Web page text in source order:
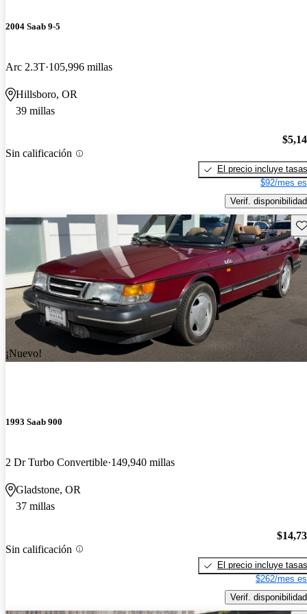
2004 Saab 9-5
Arc 2.3T 105,996 millas
Hillsboro, OR
39 millas
Sin calificación
El precio incluye tasas
$92/mes
Verif. disponibilidad
¡Nuevo!
1993 Saab 900
2 Dr Turbo Convertible 149,940 millas
Gladstone, OR
37 millas
Sin calificación
El precio incluye tasas
$262/mes
Verif. disponibilidad